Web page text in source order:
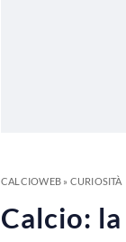
CALCIOWEB» CURIOSITÀ
Calcio: